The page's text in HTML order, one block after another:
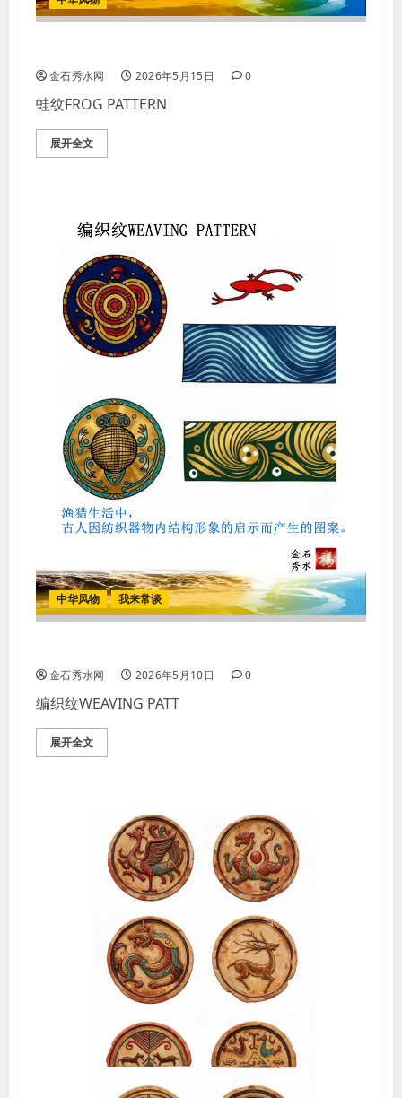
金石秀水网 2026年5月15日 0
蛙纹FROG PATTERN
展开全文
中华风物 我来常谈
金石秀水网 2026年5月10日 0
编织纹WEAVING PATT
展开全文